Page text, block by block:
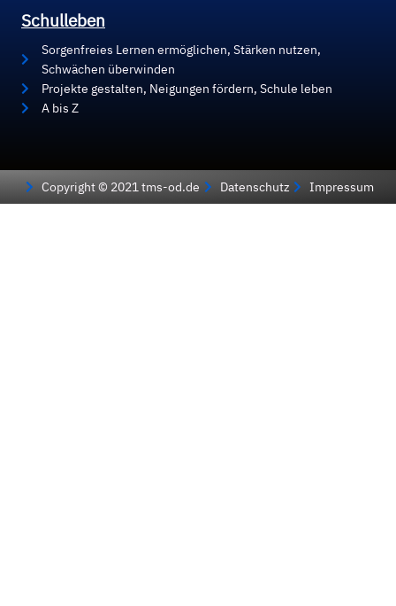
Schulleben
Sorgenfreies Lernen ermöglichen, Stärken nutzen,
Schwächen überwinden
Projekte gestalten, Neigungen fördern, Schule leben
A bis Z
Copyright © 2021 tms-od.de Datenschutz Impressum